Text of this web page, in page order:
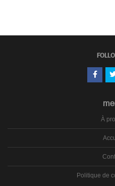
À
Politique de